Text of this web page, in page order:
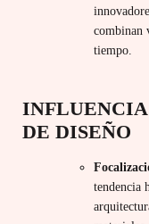
combinan
tiempo.
DE DISEÑO
tendencia